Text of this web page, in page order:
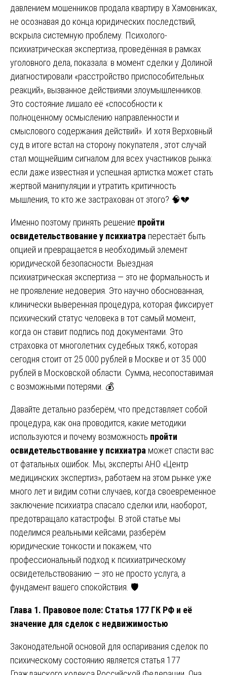
давлением мошенников продала квартиру в Хамовниках,
не осознавая до конца юридических последствий,
вскрыла системную проблему. Психолого-
психиатрическая экспертиза, проведённая в рамках
уголовного дела, показала: в момент сделки у Долиной
диагностировали «расстройство приспособительных
реакций», вызванное действиями злоумышленников.
Это состояние лишало её «способности к
полноценному осмыслению направленности и
смыслового содержания действий». И хотя Верховный
суд в итоге встал на сторону покупателя , этот случай
стал мощнейшим сигналом для всех участников рынка:
если даже известная и успешная артистка может стать
жертвой манипуляции и утратить критичность
мышления, то кто же застрахован от этого? 🧠💔
Именно поэтому принять решение пройти
освидетельствование у психиатра перестаёт быть
опцией и превращается в необходимый элемент
юридической безопасности. Выездная
психиатрическая экспертиза — это не формальность и
не проявление недоверия. Это научно обоснованная,
клинически выверенная процедура, которая фиксирует
психический статус человека в тот самый момент,
когда он ставит подпись под документами. Это
страховка от многолетних судебных тяжб, которая
сегодня стоит от 25 000 рублей в Москве и от 35 000
рублей в Московской области. Сумма, несопоставимая
с возможными потерями. 💰
Давайте детально разберём, что представляет собой
процедура, как она проводится, какие методики
используются и почему возможность пройти
освидетельствование у психиатра может спасти вас
от фатальных ошибок. Мы, эксперты АНО «Центр
медицинских экспертиз», работаем на этом рынке уже
много лет и видим сотни случаев, когда своевременное
заключение психиатра спасало сделки или, наоборот,
предотвращало катастрофы. В этой статье мы
поделимся реальными кейсами, разберём
юридические тонкости и покажем, что
профессиональный подход к психиатрическому
освидетельствованию — это не просто услуга, а
фундамент вашего спокойствия. 🛡️
Глава 1. Правовое поле: Статья 177 ГК РФ и её
значение для сделок с недвижимостью
Законодательной основой для оспаривания сделок по
психическому состоянию является статья 177